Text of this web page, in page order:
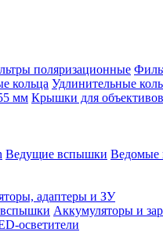
поляризационные
кольца Удлинительные
мм Крышки для
Ведущие вспышки Ведомые
адаптеры и ЗУ
Аккумуляторы и
осветители